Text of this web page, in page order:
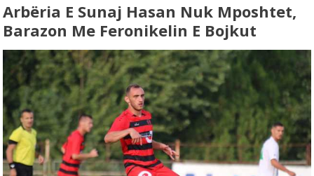
Arbëria E Sunaj Hasan Nuk Mposhtet,
Barazon Me Feronikelin E Bojkut